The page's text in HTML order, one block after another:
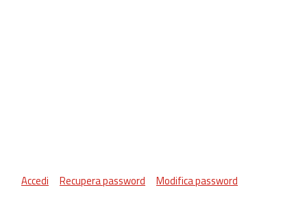
Accedi Recupera password Modifica password